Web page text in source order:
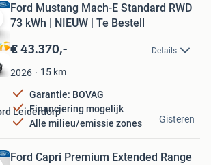
Ford Mustang Mach-E Standard RWD
73 kWh | NIEUW | Te Bestell
€ 43.370,- Details
2026 15 km
Garantie: BOVAG
Financiering mogelijk
Alle milieu/emissie zones
Leiderdorp
Gisteren
Ford Capri Premium Extended Range